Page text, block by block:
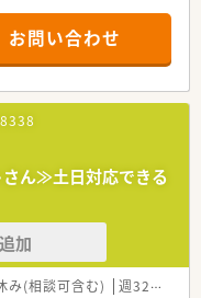
の場所に位置しており、
移動にとても便利です。
方箋をメインに応需して
ています。
4名体制で対応してお
め連携がスムーズです。
提示年収は450万円から
を考慮して決定します。
家賃の8割を会社が負担し
ことが可能です。
お問い合わせ
さん≫土日対応できる
加
み(相談可含む) 週32h以上